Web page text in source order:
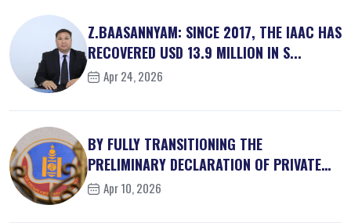
Z.BAASANNYAM: SINCE 2017, THE IAAC HAS
RECOVERED USD 13.9 MILLION IN S...
Apr 24, 2026
BY FULLY TRANSITIONING THE
PRELIMINARY DECLARATION OF PRIVATE
INTEREST...
Apr 10, 2026